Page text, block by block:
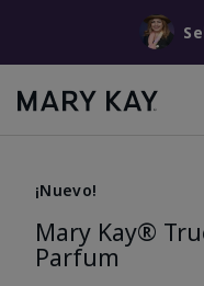
¡Nuevo!
Mary Kay®
Parfum